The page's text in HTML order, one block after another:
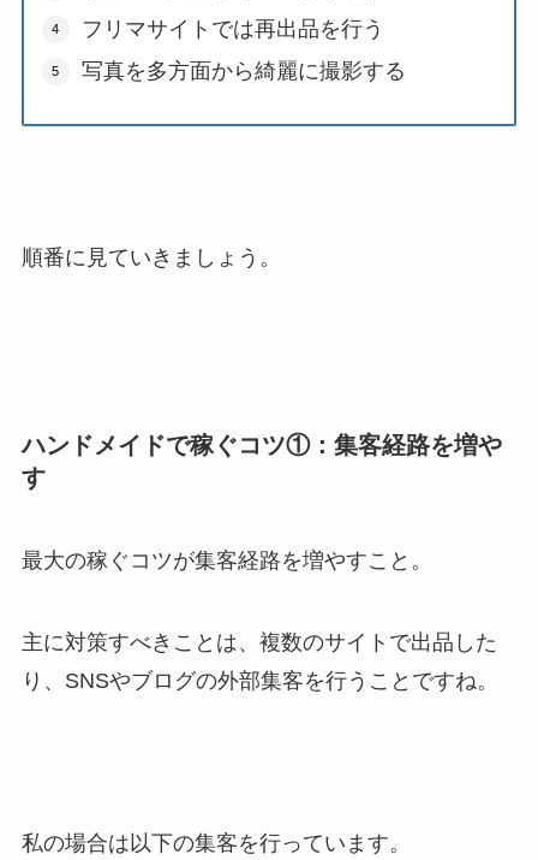
フリマサイトでは再出品を行う
写真を多方面から綺麗に撮影する
順番に見ていきましょう。
ハンドメイドで稼ぐコツ①：集客経路を増や
す
最大の稼ぐコツが集客経路を増やすこと。
主に対策すべきことは、複数のサイトで出品した
り、SNSやブログの外部集客を行うことですね。
私の場合は以下の集客を行っています。